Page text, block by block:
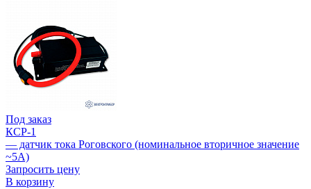
Под заказ
КСР-1
— датчик тока Роговского (номинальное вторичное значение
~5А)
Запросить цену
В корзину